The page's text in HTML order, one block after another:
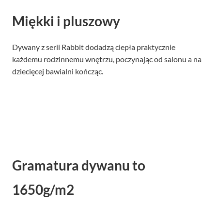
Miękki i pluszowy
Dywany z serii Rabbit dodadzą ciepła praktycznie
każdemu rodzinnemu wnętrzu, poczynając od salonu a na
dziecięcej bawialni kończąc.
Gramatura dywanu to
1650g/m2